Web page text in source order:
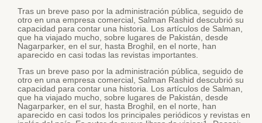
Tras un breve paso por la administración pública, seguido de
otro en una empresa comercial, Salman Rashid descubrió su
capacidad para contar una historia. Los artículos de Salman,
que ha viajado mucho, sobre lugares de Pakistán, desde
Nagarparker, en el sur, hasta Broghil, en el norte, han
aparecido en casi todas las revistas importantes.
Tras un breve paso por la administración pública, seguido de
otro en una empresa comercial, Salman Rashid descubrió su
capacidad para contar una historia. Los artículos de Salman,
que ha viajado mucho, sobre lugares de Pakistán, desde
Nagarparker, en el sur, hasta Broghil, en el norte, han
aparecido en casi todos los principales periódicos y revistas en